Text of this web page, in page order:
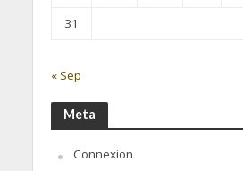
31
« Sep
Meta
Connexion